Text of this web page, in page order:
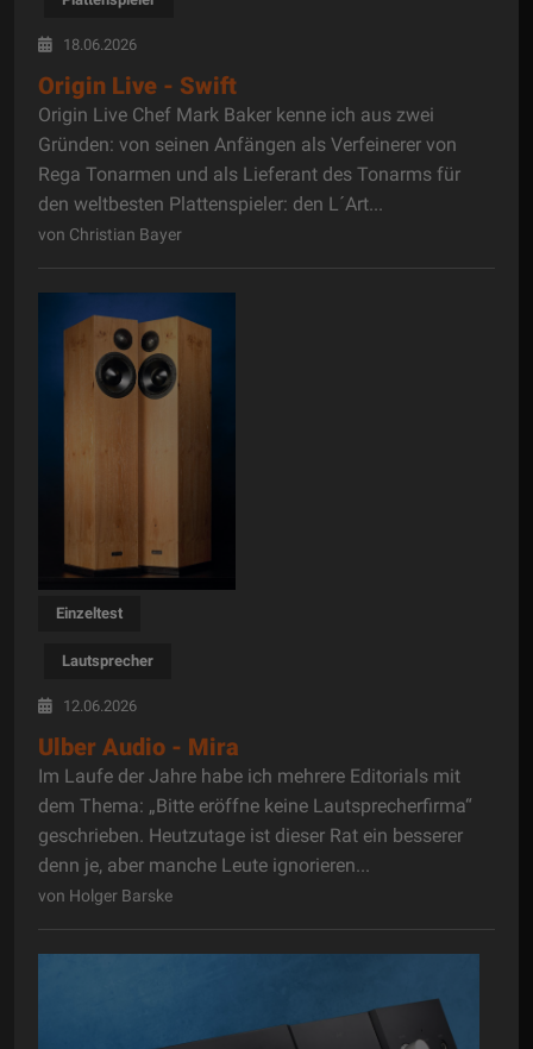
18.06.2026
Origin Live - Swift
Origin Live Chef Mark Baker kenne ich aus zwei
Gründen: von seinen Anfängen als Verfeinerer von
Rega Tonarmen und als Lieferant des Tonarms für
den weltbesten Plattenspieler: den L´Art...
von Christian Bayer
Einzeltest
Lautsprecher
12.06.2026
Ulber Audio - Mira
Im Laufe der Jahre habe ich mehrere Editorials mit
dem Thema: „Bitte eröffne keine Lautsprecherfirma“
geschrieben. Heutzutage ist dieser Rat ein besserer
denn je, aber manche Leute ignorieren...
von Holger Barske